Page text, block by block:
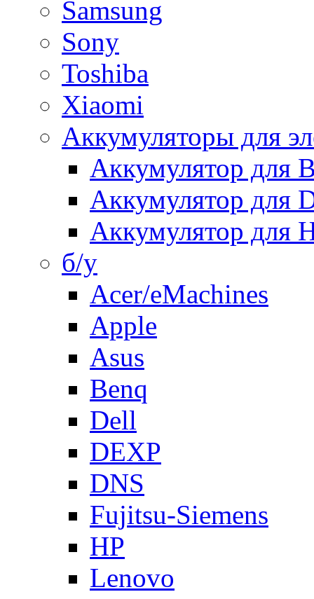
Samsung
Sony
Toshiba
Xiaomi
Аккумуляторы для
Аккумулятор для
Аккумулятор для
Аккумулятор для
б/у
Acer/eMachines
Apple
Asus
Benq
Dell
DEXP
DNS
Fujitsu-Siemens
HP
Lenovo